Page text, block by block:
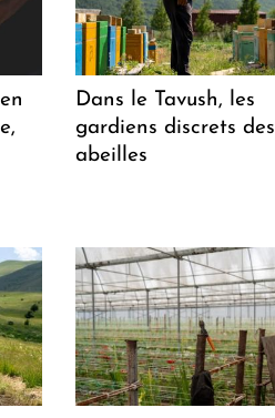
Dans le Tavush, les
gardiens discrets des
abeilles